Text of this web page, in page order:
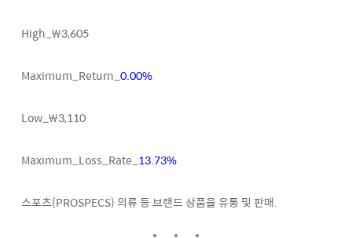
High_₩3,605
Maximum_Return_ 0.00%
Low_₩3,110
Maximum_Loss_Rate_ 13.73%
스포츠(PROSPECS) 의류 등 브랜드 상품을 유통 및 판매.